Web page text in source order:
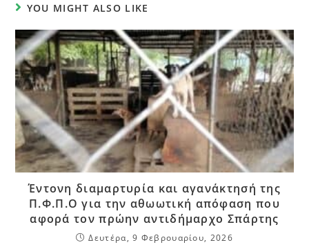
YOU MIGHT ALSO LIKE
Έντονη διαμαρτυρία και αγανάκτησή της
Π.Φ.Π.Ο για την αθωωτική απόφαση που
αφορά τον πρώην αντιδήμαρχο Σπάρτης
Δευτέρα, 9 Φεβρουαρίου, 2026